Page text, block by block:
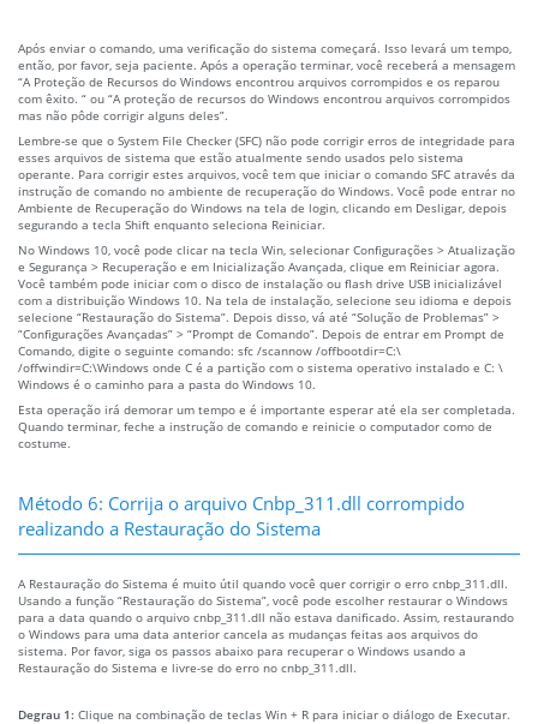
Após enviar o comando, uma verificação do sistema começará. Isso levará um tempo,
então, por favor, seja paciente. Após a operação terminar, você receberá a mensagem
“A Proteção de Recursos do Windows encontrou arquivos corrompidos e os reparou
com êxito. “ ou “A proteção de recursos do Windows encontrou arquivos corrompidos
mas não pôde corrigir alguns deles”.
Lembre-se que o System File Checker (SFC) não pode corrigir erros de integridade para
esses arquivos de sistema que estão atualmente sendo usados pelo sistema
operante. Para corrigir estes arquivos, você tem que iniciar o comando SFC através da
instrução de comando no ambiente de recuperação do Windows. Você pode entrar no
Ambiente de Recuperação do Windows na tela de login, clicando em Desligar, depois
segurando a tecla Shift enquanto seleciona Reiniciar.
No Windows 10, você pode clicar na tecla Win, selecionar Configurações > Atualização
e Segurança > Recuperação e em Inicialização Avançada, clique em Reiniciar agora.
Você também pode iniciar com o disco de instalação ou flash drive USB inicializável
com a distribuição Windows 10. Na tela de instalação, selecione seu idioma e depois
selecione “Restauração do Sistema”. Depois disso, vá até “Solução de Problemas” >
“Configurações Avançadas” > “Prompt de Comando”. Depois de entrar em Prompt de
Comando, digite o seguinte comando: sfc /scannow /offbootdir=C:\
/offwindir=C:\Windows onde C é a partição com o sistema operativo instalado e C: \
Windows é o caminho para a pasta do Windows 10.
Esta operação irá demorar um tempo e é importante esperar até ela ser completada.
Quando terminar, feche a instrução de comando e reinicie o computador como de
costume.
Método 6: Corrija o arquivo Cnbp_311.dll corrompido
realizando a Restauração do Sistema
A Restauração do Sistema é muito útil quando você quer corrigir o erro cnbp_311.dll.
Usando a função “Restauração do Sistema”, você pode escolher restaurar o Windows
para a data quando o arquivo cnbp_311.dll não estava danificado. Assim, restaurando
o Windows para uma data anterior cancela as mudanças feitas aos arquivos do
sistema. Por favor, siga os passos abaixo para recuperar o Windows usando a
Restauração do Sistema e livre-se do erro no cnbp_311.dll.
Degrau 1: Clique na combinação de teclas Win + R para iniciar o diálogo de Executar.